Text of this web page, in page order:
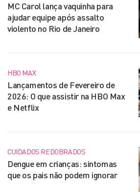
MC Carol lança vaquinha para
ajudar equipe após assalto
violento no Rio de Janeiro
HBO MAX
Lançamentos de Fevereiro de
2026: O que assistir na HBO Max
e Netflix
CUIDADOS REDOBRADOS
Dengue em crianças: sintomas
que os pais não podem ignorar